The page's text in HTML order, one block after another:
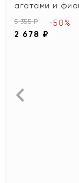
агатами и
5 355 ₽
2 678 ₽
-50%